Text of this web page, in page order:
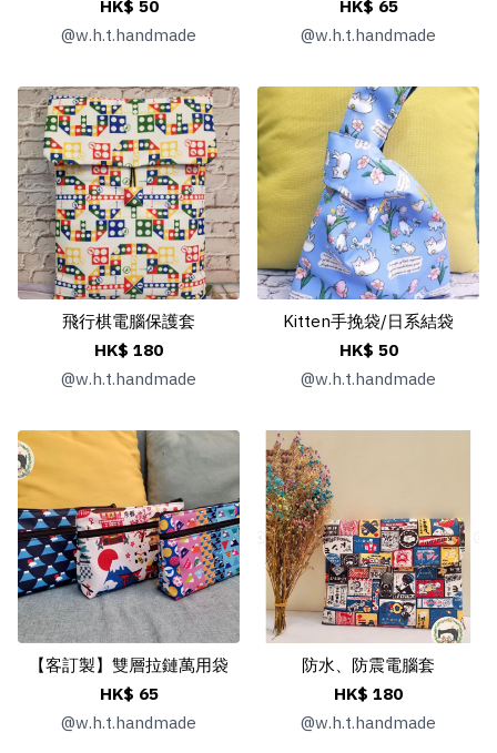
HK$ 50
@w.h.t.handmade
HK$ 65
@w.h.t.handmade
飛行棋電腦保護套
HK$ 180
@w.h.t.handmade
Kitten手挽袋/日系結袋
HK$ 50
@w.h.t.handmade
【客訂製】雙層拉鏈萬用袋
HK$ 65
@w.h.t.handmade
防水、防震電腦套
HK$ 180
@w.h.t.handmade